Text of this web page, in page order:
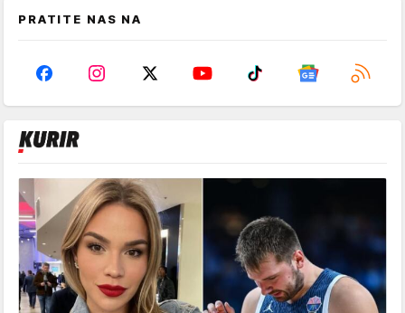
PRATITE NAS NA